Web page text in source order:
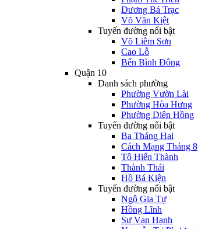
Dương Bá Trạc
Võ Văn Kiệt
Tuyến đường nổi bật
Võ Liêm Sơn
Cao Lỗ
Bến Bình Đông
Quận 10
Danh sách phường
Phường Vườn Lài
Phường Hòa Hưng
Phường Diên Hồng
Tuyến đường nổi bật
Ba Tháng Hai
Cách Mạng Tháng 8
Tô Hiến Thành
Thành Thái
Hồ Bá Kiện
Tuyến đường nổi bật
Ngô Gia Tự
Hồng Lĩnh
Sư Vạn Hạnh